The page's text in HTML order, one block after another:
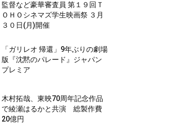
監督など豪華審査員 第１９回Ｔ
ＯＨＯシネマズ学生映画祭 ３月
３０日(月)開催
「ガリレオ 帰還」9年ぶりの劇場
版『沈黙のパレード』ジャパン
プレミア
木村拓哉、東映70周年記念作品
で綾瀬はるかと共演 総製作費
20億円